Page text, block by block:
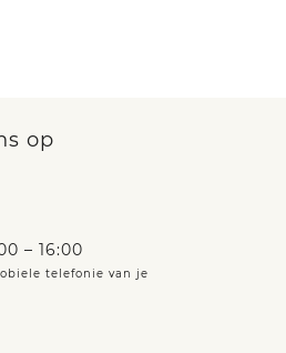
op
– 16:00
telefonie van je